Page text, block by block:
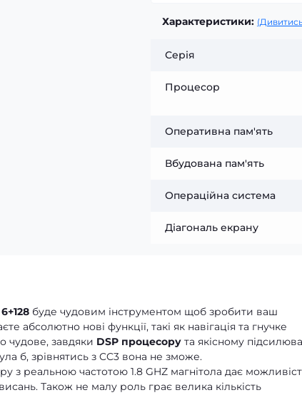
Характеристики:
Серія
Процесор
Оперативна пам'ять
Вбудована пам'ять
Операційна система
Діагональ екрану
буде чудовим інструментом щоб зробити ваш
нові функції, такі як навігація та гнучке
чудове, завдяки DSP процесору та якісному
б, зрівнятись з CC3 вона не зможе.
з реальною частотою 1.8 GHZ магнітола дає
Також не малу роль грає велика кількість